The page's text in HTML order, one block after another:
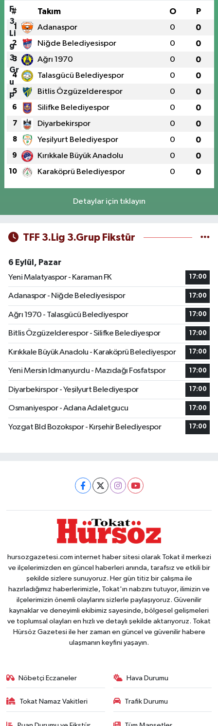
# Takım O P
1 Adanaspor 0 0
2 Niğde Belediyesispor 0 0
3 Ağrı 1970 0 0
4 Talasgücü Belediyespor 0 0
5 Bitlis Özgüzelderespor 0 0
6 Silifke Belediyespor 0 0
7 Diyarbekirspor 0 0
8 Yeşilyurt Belediyespor 0 0
9 Kırıkkale Büyük Anadolu 0 0
10 Karaköprü Belediyespor 0 0
Detaylar için tıklayın
TFF 3.Lig 3.Grup Fikstür
6 Eylül, Pazar
Yeni Malatyaspor - Karaman FK
17:00
Adanaspor - Niğde Belediyesispor 17:00
Ağrı 1970 - Talasgücü Belediyespor 17:00
Bitlis Özgüzelderespor - Silifke Belediyespor 17:00
Kırıkkale Büyük Anadolu - Karaköprü Belediyespor 17:00
Yeni Mersin Idmanyurdu - Mazıdağı Fosfatspor 17:00
Diyarbekirspor - Yeşilyurt Belediyespor 17:00
Osmaniyespor - Adana Adaletgucu 17:00
Yozgat Bld Bozokspor - Kırşehir Belediyespor 17:00
hursozgazetesi.com internet haber sitesi olarak Tokat il merkezi
ve ilçelerimizden en güncel haberleri anında, tarafsız ve etkili bir
şekilde sizlere sunuyoruz. Her gün titiz bir çalışma ile
hazırladığımız haberlerimizle, Tokat'ın nabzını tutuyor, ilimizin ve
ilçelerimizin önemli olaylarını sizlerle paylaşıyoruz. Güvenilir
kaynaklar ve deneyimli ekibimiz sayesinde, bölgesel gelişmeleri
ve toplumsal olayları en hızlı ve detaylı şekilde aktarıyoruz. Tokat
Hürsöz Gazetesi ile her zaman en güncel ve güvenilir habere
ulaşmanın keyfini yaşayın.
Nöbetçi Eczaneler Hava Durumu
Tokat Namaz Vakitleri Trafik Durumu